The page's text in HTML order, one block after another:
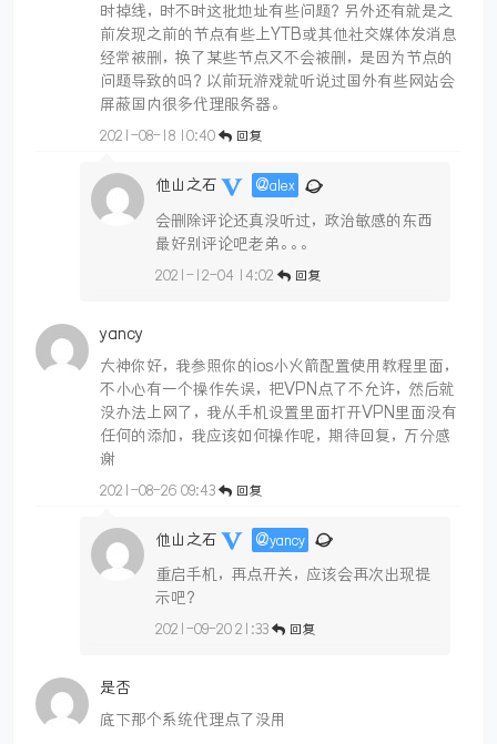
时掉线，时不时这批地址有些问题？另外还有就是之
前发现之前的节点有些上YTB或其他社交媒体发消息
经常被删，换了某些节点又不会被删，是因为节点的
问题导致的吗？以前玩游戏就听说过国外有些网站会
屏蔽国内很多代理服务器。
2021-08-18 10:40 回复
他山之石 @alex
会删除评论还真没听过，政治敏感的东西
最好别评论吧老弟。。。
2021-12-04 14:02 回复
yancy
大神你好，我参照你的ios小火箭配置使用教程里面，
不小心有一个操作失误，把VPN点了不允许，然后就
没办法上网了，我从手机设置里面打开VPN里面没有
任何的添加，我应该如何操作呢，期待回复，万分感
谢
2021-08-26 09:43 回复
他山之石 @yancy
重启手机，再点开关，应该会再次出现提
示吧？
2021-09-20 21:33 回复
是否
底下那个系统代理点了没用